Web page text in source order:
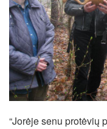
“Jorėje senu protėvių